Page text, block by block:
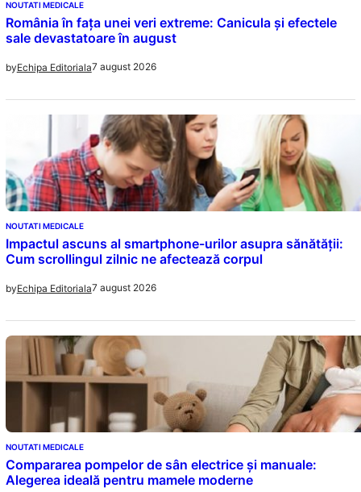
NOUTATI MEDICALE
România în fața unei veri extreme: Canicula și efectele
sale devastatoare în august
byEchipa Editoriala7 august 2026
NOUTATI MEDICALE
Impactul ascuns al smartphone-urilor asupra sănătății:
Cum scrollingul zilnic ne afectează corpul
byEchipa Editoriala7 august 2026
NOUTATI MEDICALE
Compararea pompelor de sân electrice și manuale:
Alegerea ideală pentru mamele moderne